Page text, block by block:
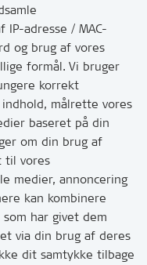
med os? Se her
kl. 10 og 11
adresse / MAC-
og brug af vores
formål. Vi bruger
korrekt
indhold, målrette vores
baseret på din
om din brug af
til vores
medier, annoncering
kan kombinere
har givet dem
via din brug af deres
dit samtykke tilbage